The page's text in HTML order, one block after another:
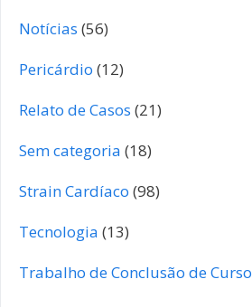
Notícias (56)
Pericárdio (12)
Relato de Casos (21)
Sem categoria (18)
Strain Cardíaco (98)
Tecnologia (13)
Trabalho de Conclusão de Curso